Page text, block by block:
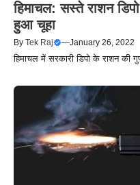
हिमाचल: सस्‍ते राशन
हुआ चूहा
By Tek Raj —January 26, 2022
हिमाचल में सरकारी डिपो के राशन की